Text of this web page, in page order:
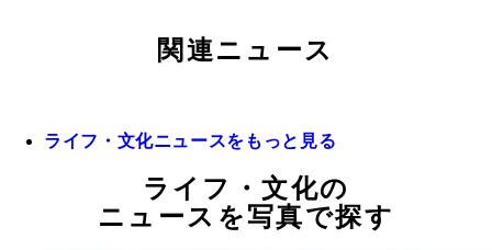
関連ニュース
ライフ・文化ニュースをもっと見る
ライフ・文化の
ニュースを写真で探す